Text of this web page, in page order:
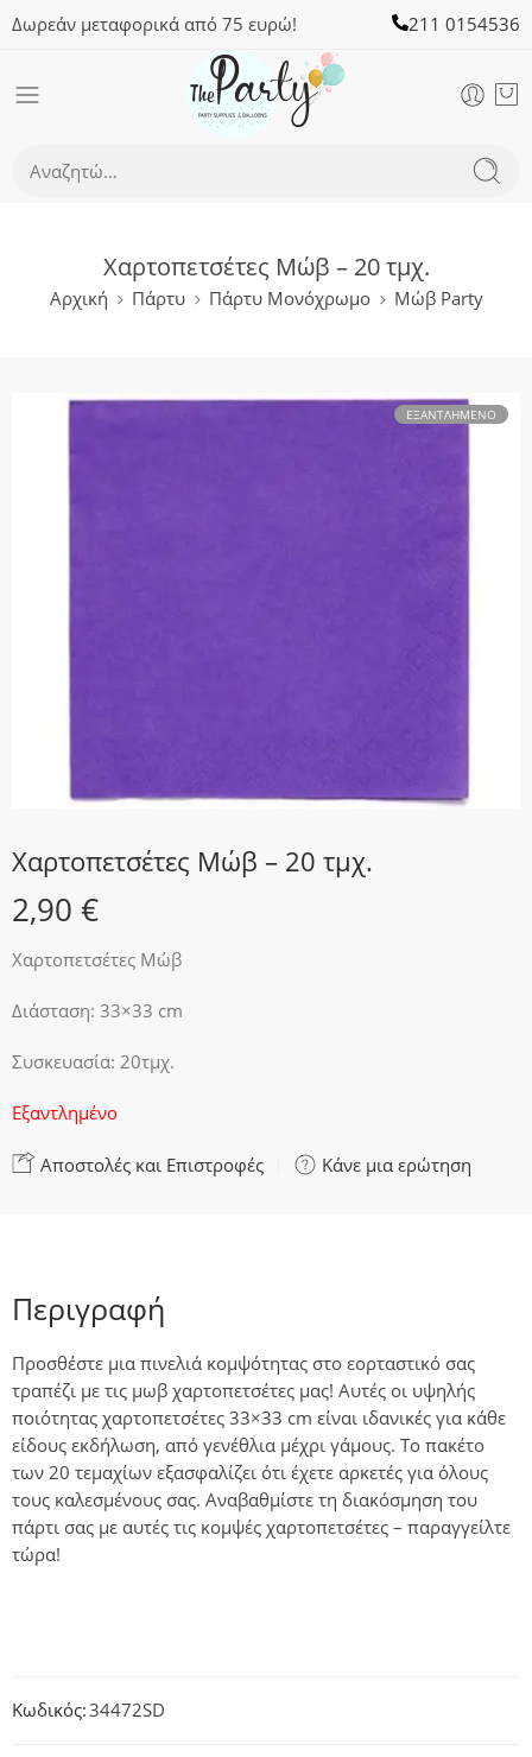
Δωρεάν μεταφορικά από 75 ευρώ! 211 0154536
Χαρτοπετσέτες Μώβ – 20 τμχ.
Αρχική Πάρτυ Πάρτυ Μονόχρωμο Μώβ Party
ΕΞΑΝΤΛΗΜΈΝΟ
Χαρτοπετσέτες Μώβ – 20 τμχ.
2,90 €
Χαρτοπετσέτες Μώβ
Διάσταση: 33×33 cm
Συσκευασία: 20τμχ.
Εξαντλημένο
Αποστολές και Επιστροφές Κάνε μια ερώτηση
Περιγραφή
Προσθέστε μια πινελιά κομψότητας στο εορταστικό σας
τραπέζι με τις μωβ χαρτοπετσέτες μας! Αυτές οι υψηλής
ποιότητας χαρτοπετσέτες 33×33 cm είναι ιδανικές για κάθε
είδους εκδήλωση, από γενέθλια μέχρι γάμους. Το πακέτο
των 20 τεμαχίων εξασφαλίζει ότι έχετε αρκετές για όλους
τους καλεσμένους σας. Αναβαθμίστε τη διακόσμηση του
πάρτι σας με αυτές τις κομψές χαρτοπετσέτες – παραγγείλτε
τώρα!
Κωδικός:34472SD